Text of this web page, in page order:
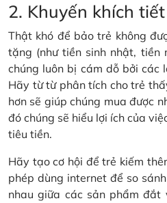
2. Khuyến khích
Thật khó để bảo trẻ không
tặng (như tiền sinh nhật, tiền
chúng luôn bị cám dỗ bởi các
Hãy từ từ phân tích cho trẻ
hơn sẽ giúp chúng mua được
đó chúng sẽ hiểu lợi ích của
tiêu tiền.
Hãy tạo cơ hội để trẻ kiếm
phép dùng internet để so
nhau giữa các sản phẩm đắt